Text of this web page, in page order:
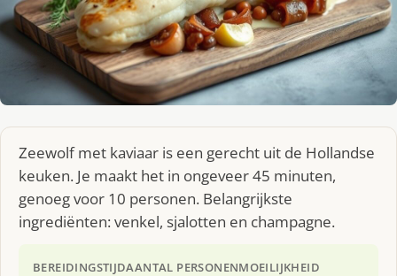
Zeewolf met kaviaar is een gerecht uit de Hollandse
keuken. Je maakt het in ongeveer 45 minuten,
genoeg voor 10 personen. Belangrijkste
ingrediënten: venkel, sjalotten en champagne.
BEREIDINGSTIJDAANTAL PERSONENMOEILIJKHEID